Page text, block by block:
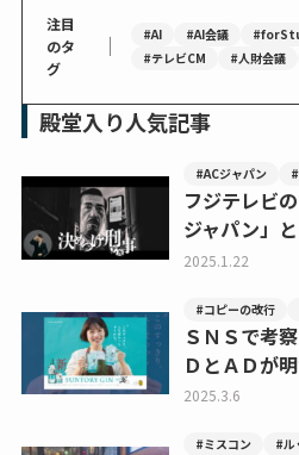
注目
のタ
グ
｜ #AI #AI会議
#テレビCM
#人財会議
殿堂入り人気記事
#ACジャパン
フジテレビ
ジャパン」
2025.1.22
#コピーの改行
ＳＮＳで考
ＤとＡＤが
2025.3.6
#ミスコン #ル